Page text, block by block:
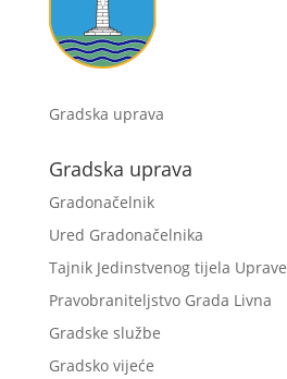
Gradska uprava
Gradska uprava
Gradonačelnik
Ured Gradonačelnika
Tajnik Jedinstvenog tijela Uprave
Pravobraniteljstvo Grada Livna
Gradske službe
Gradsko vijeće